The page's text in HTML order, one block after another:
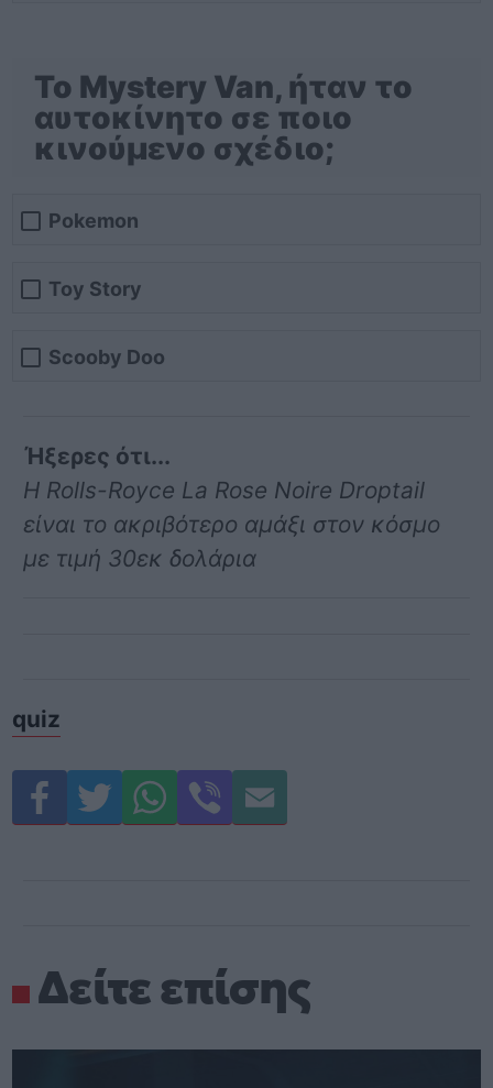
Το Mystery Van, ήταν το
αυτοκίνητο σε ποιο
κινούμενο σχέδιο;
Pokemon
Toy Story
Scooby Doo
Ήξερες ότι...
Η Rolls-Royce La Rose Noire Droptail
είναι το ακριβότερο αμάξι στον κόσμο
με τιμή 30εκ δολάρια
quiz
Δείτε επίσης